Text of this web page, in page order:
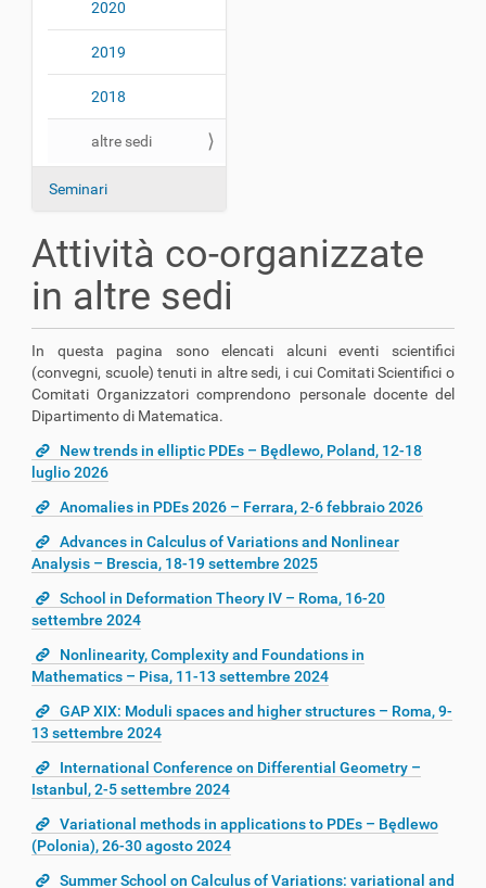
2020
2019
2018
altre sedi
Seminari
Attività co-organizzate
in altre sedi
In questa pagina sono elencati alcuni eventi scientifici
(convegni, scuole) tenuti in altre sedi, i cui Comitati Scientifici o
Comitati Organizzatori comprendono personale docente del
Dipartimento di Matematica.
New trends in elliptic PDEs – Będlewo, Poland, 12-18
luglio 2026
Anomalies in PDEs 2026 – Ferrara, 2-6 febbraio 2026
Advances in Calculus of Variations and Nonlinear
Analysis – Brescia, 18-19 settembre 2025
School in Deformation Theory IV – Roma, 16-20
settembre 2024
Nonlinearity, Complexity and Foundations in
Mathematics – Pisa, 11-13 settembre 2024
GAP XIX: Moduli spaces and higher structures – Roma, 9-
13 settembre 2024
International Conference on Differential Geometry –
Istanbul, 2-5 settembre 2024
Variational methods in applications to PDEs – Będlewo
(Polonia), 26-30 agosto 2024
Summer School on Calculus of Variations: variational and